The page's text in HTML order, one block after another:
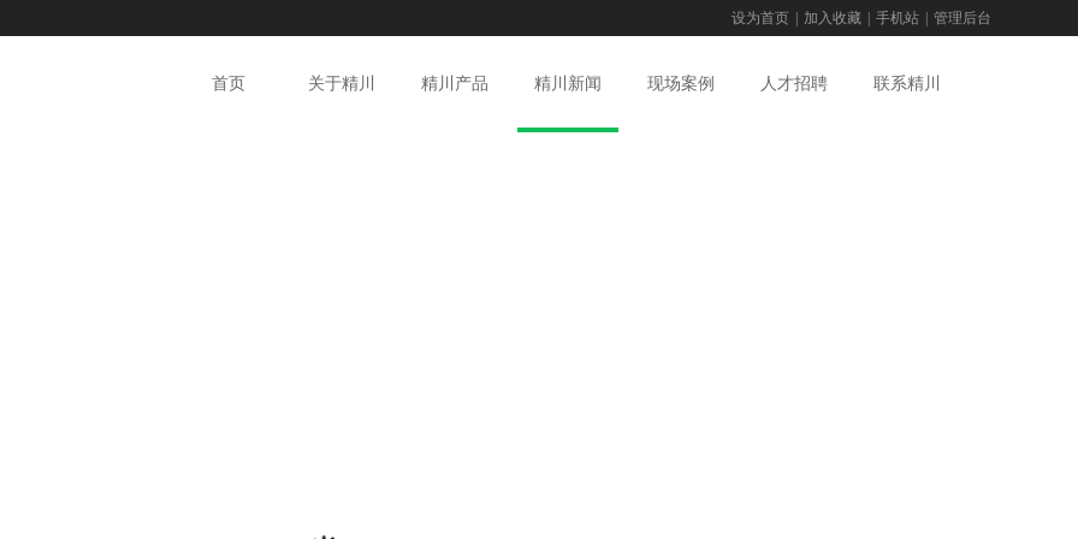
首页 关于精川 精川产品 精川新闻 现场案例 人才招聘 联系精川
设为首页 加入收藏 手机站 管理后台